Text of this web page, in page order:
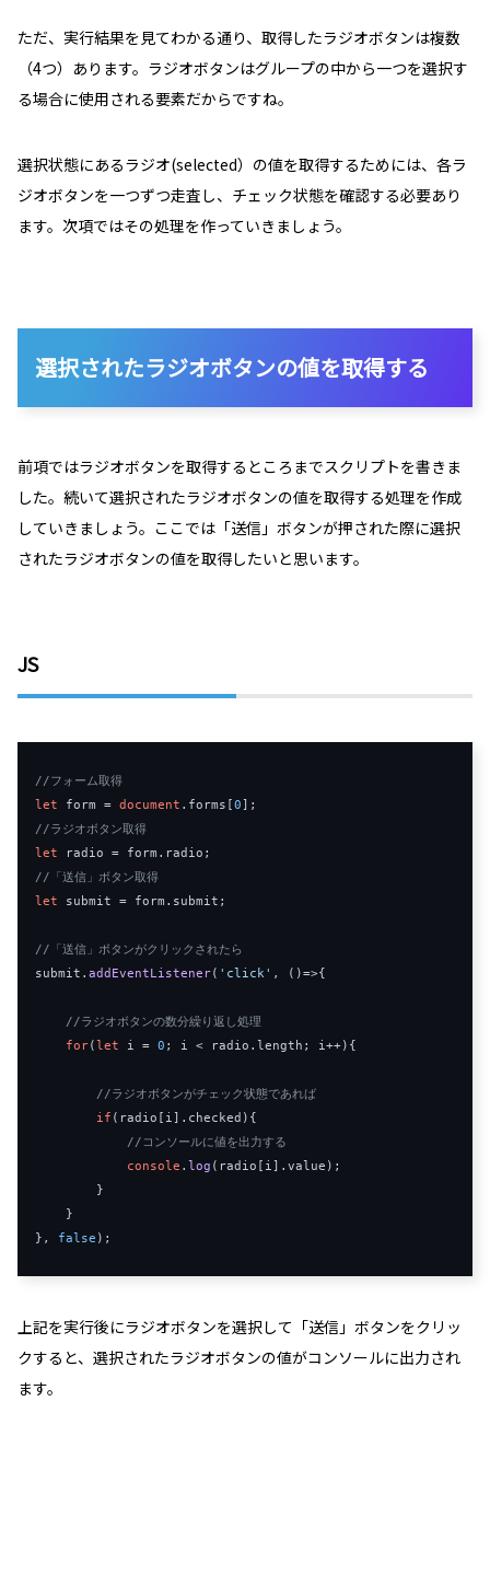
ただ、実行結果を見てわかる通り、取得したラジオボタンは複数
（4つ）あります。ラジオボタンはグループの中から一つを選択す
る場合に使用される要素だからですね。
選択状態にあるラジオ(selected）の値を取得するためには、各ラ
ジオボタンを一つずつ走査し、チェック状態を確認する必要あり
ます。次項ではその処理を作っていきましょう。
選択されたラジオボタンの値を取得する
前項ではラジオボタンを取得するところまでスクリプトを書きま
した。続いて選択されたラジオボタンの値を取得する処理を作成
していきましょう。ここでは「送信」ボタンが押された際に選択
されたラジオボタンの値を取得したいと思います。
JS
//フォーム取得
let form = document . forms [0
//ラジオボタン取得
let radio = form. radio
//「送信」ボタン取得
let submit = form. submit ;
//「送信」ボタンがクリックされたら
submit. addEventListener( 'click' , ()=>{
//ラジオボタンの数分繰り返し処理
for(let i = 0 ; i < radio. length ; i++){
//ラジオボタンがチェック状態であれば
if (radio[i]. checked ){
//コンソールに値を出力する
console . log (radio[i]. value );
        }
    }
}, false
上記を実行後にラジオボタンを選択して「送信」ボタンをクリッ
クすると、選択されたラジオボタンの値がコンソールに出力され
ます。